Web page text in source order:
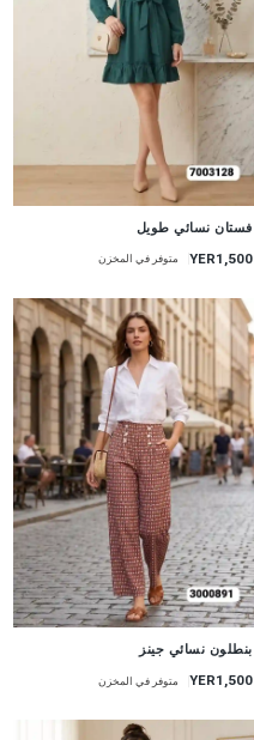
فستان نسائي طويل
YER1,500 متوفر في المخزن
بنطلون نسائي جينز
YER1,500 متوفر في المخزن